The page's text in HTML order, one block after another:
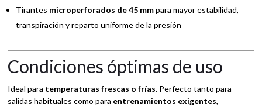
Tirantes microperforados de 45 mmpara mayor estabilidad,
transpiración y reparto uniforme de la presión
Condiciones óptimas de uso
Ideal para temperaturas frescas o frías. Perfecto tanto para
salidas habituales como para entrenamientos exigentes,